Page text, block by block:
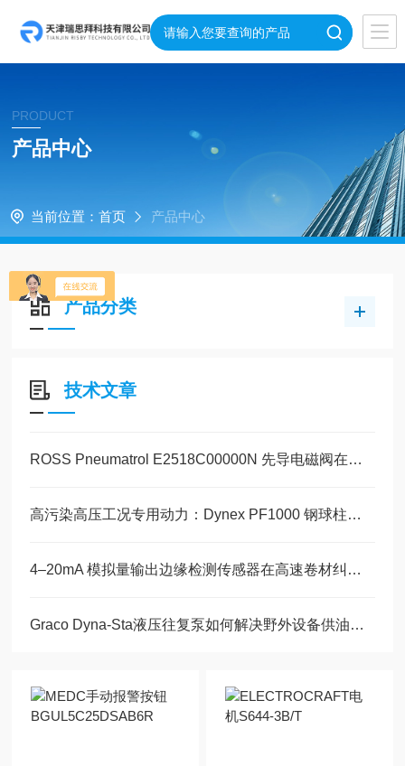
PRODUCT
产品中心
当前位置： 首页 产品中心
产品分类
技术文章
ROSS Pneumatrol E2518C00000N 先导电磁阀在丙炔工艺中的应用技术解析
高污染高压工况专用动力：Dynex PF1000 钢球柱塞泵耐污结构技术解析
4–20mA 模拟量输出边缘检测传感器在高速卷材纠偏中的应用方案
Graco Dyna-Sta液压往复泵如何解决野外设备供油难题